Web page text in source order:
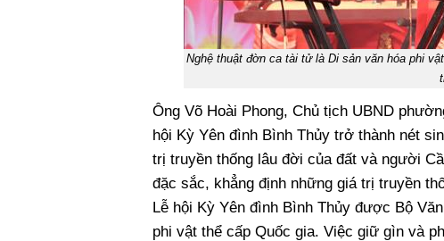
Nghệ thuật đờn ca tài tử là Di sản văn hóa phi
Ông Võ Hoài Phong, Chủ tịch UBND
hội Kỳ Yên đình Bình Thủy trở thành nét
trị truyền thống lâu đời của đất và người
đặc sắc, khẳng định những giá trị truyền
Lễ hội Kỳ Yên đình Bình Thủy được Bộ
phi vật thể cấp Quốc gia. Việc giữ gìn và